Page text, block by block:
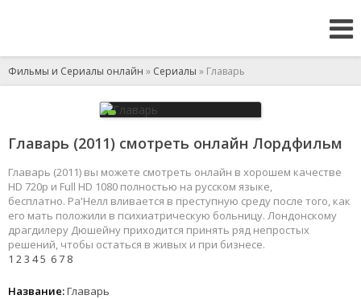
Фильмы и Сериалы онлайн » Сериалы » Главарь
Главарь (2011) смотреть онлайн Лордфильм
Главарь (2011) вы можете смотреть онлайн в хорошем качестве
HD 720p и Full HD 1080 полностью на русском языке,
бесплатно. Ра'Нелл вливается в преступную среду после того, как
его мать положили в психиатрическую больницу. Лондонскому
драгдилеру Дюшейну приходится принять ряд непростых
решений, чтобы остаться в живых и при бизнесе.
1 23 45 67 8
Название:Главарь